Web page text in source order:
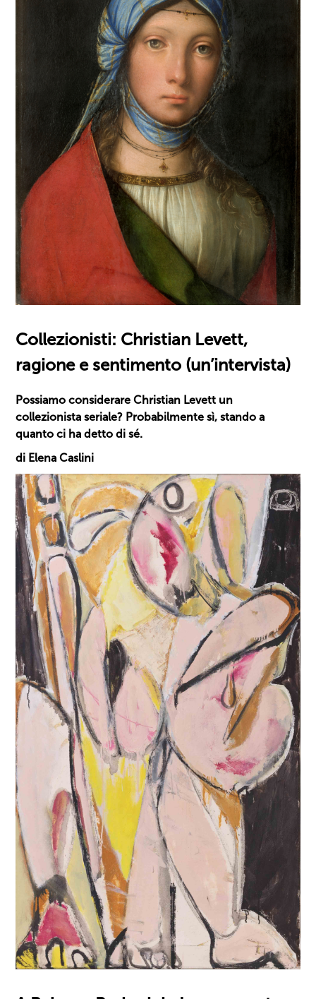
Collezionisti: Christian Levett,
ragione e sentimento (un’intervista)
Possiamo considerare Christian Levett un
collezionista seriale? Probabilmente sì, stando a
quanto ci ha detto di sé.
di Elena Caslini